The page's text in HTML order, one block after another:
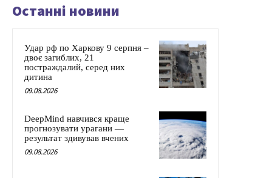
Останні новини
Удар рф по Харкову 9 серпня –
двоє загиблих, 21
постраждалий, серед них
дитина
09.08.2026
DeepMind навчився краще
прогнозувати урагани —
результат здивував вчених
09.08.2026